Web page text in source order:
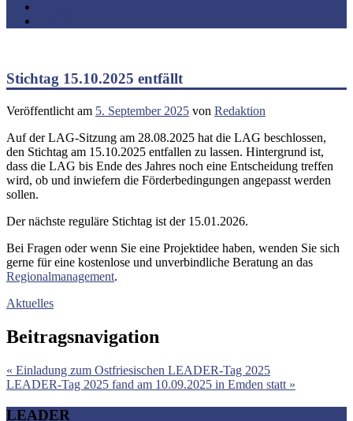
Stichtag 15.10.2025 entfällt
Veröffentlicht am 5. September 2025 von Redaktion
Auf der LAG-Sitzung am 28.08.2025 hat die LAG beschlossen,
den Stichtag am 15.10.2025 entfallen zu lassen. Hintergrund ist,
dass die LAG bis Ende des Jahres noch eine Entscheidung treffen
wird, ob und inwiefern die Förderbedingungen angepasst werden
sollen.
Der nächste reguläre Stichtag ist der 15.01.2026.
Bei Fragen oder wenn Sie eine Projektidee haben, wenden Sie sich
gerne für eine kostenlose und unverbindliche Beratung an das
Regionalmanagement.
Aktuelles
Beitragsnavigation
« Einladung zum Ostfriesischen LEADER-Tag 2025
LEADER-Tag 2025 fand am 10.09.2025 in Emden statt »
LEADER